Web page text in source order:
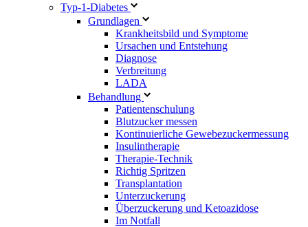
Typ-1-Diabetes
Grundlagen
Krankheitsbild und Symptome
Ursachen und Entstehung
Diagnose
Verbreitung
LADA
Behandlung
Patientenschulung
Blutzucker messen
Kontinuierliche Gewebezuckermessung
Insulintherapie
Therapie-Technik
Richtig Spritzen
Transplantation
Unterzuckerung
Überzuckerung und Ketoazidose
Im Notfall